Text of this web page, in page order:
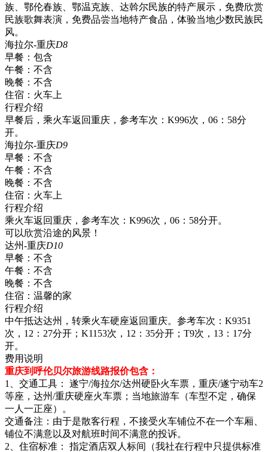
族、鄂伦春族、鄂温克族、达斡尔民族的特产展示，免费欣赏
民族歌舞表演，免费品尝当地特产食品，体验当地少数民族民
风。
海拉尔-重庆D8
早餐： 包含
午餐： 不含
晚餐： 不含
住宿： 火车上
行程介绍
早餐后，乘火车返回重庆，参考车次：K996次，06：58分
开。
海拉尔-重庆D9
早餐： 不含
午餐： 不含
晚餐： 不含
住宿： 火车上
行程介绍
乘火车返回重庆，参考车次：K996次，06：58分开。
可以欣赏沿途的风景！
达州-重庆D10
早餐： 不含
午餐： 不含
晚餐： 不含
住宿： 温馨的家
行程介绍
中午抵达达州，转乘火车硬座返回重庆。参考车次：K9351
次，12：27分开；K1153次，12：35分开；T9次，13：17分
开。
费用说明
重庆到呼伦贝尔旅游线路报价包含：
1、交通工具： 遂宁/海拉尔/达州硬卧火车票，重庆/遂宁动车2
等座，达州/重庆硬座火车票；当地旅游车（车型不定，确保
一人一正座）。
交通备注：由于是散客行程，不接受火车铺位不在一个车厢、
铺位不满意以及对航班时间不满意的投诉。
2、住宿标准： 指定酒店双人标间（我社在行程中只提供标准